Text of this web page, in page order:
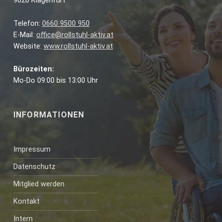
Telefon: 0660 9500 950
E-Mail: office@rollstuhl-aktiv.at
Website: www.rollstuhl-aktiv.at
Bürozeiten:
Mo-Do 09:00 bis 13:00 Uhr
INFORMATIONEN
Impressum
Datenschutz
Mitglied werden
Kontakt
Intern